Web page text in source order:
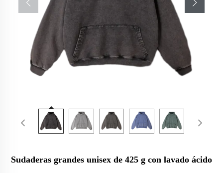
Sudaderas grandes unisex de 425 g con lavado ácido